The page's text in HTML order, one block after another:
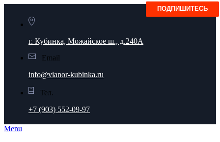
г. Кубинка, Можайское ш., д.240А
Email
info@vianor-kubinka.ru
Тел.
+7 (903) 552-09-97
Menu